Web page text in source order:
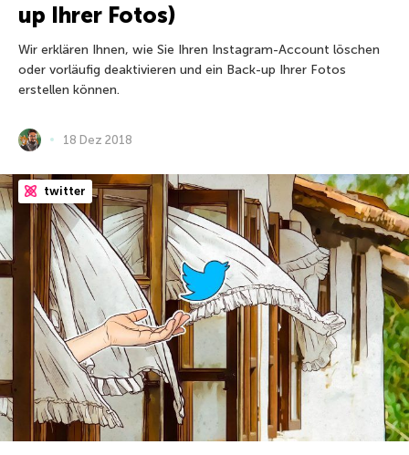
up Ihrer Fotos)
Wir erklären Ihnen, wie Sie Ihren Instagram-Account löschen
oder vorläufig deaktivieren und ein Back-up Ihrer Fotos
erstellen können.
18 Dez 2018
twitter